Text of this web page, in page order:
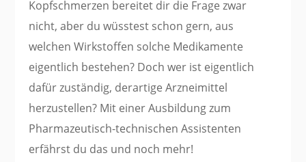
Kopfschmerzen bereitet dir die Frage zwar
nicht, aber du wüsstest schon gern, aus
welchen Wirkstoffen solche Medikamente
eigentlich bestehen? Doch wer ist eigentlich
dafür zuständig, derartige Arzneimittel
herzustellen? Mit einer Ausbildung zum
Pharmazeutisch-technischen Assistenten
erfährst du das und noch mehr!